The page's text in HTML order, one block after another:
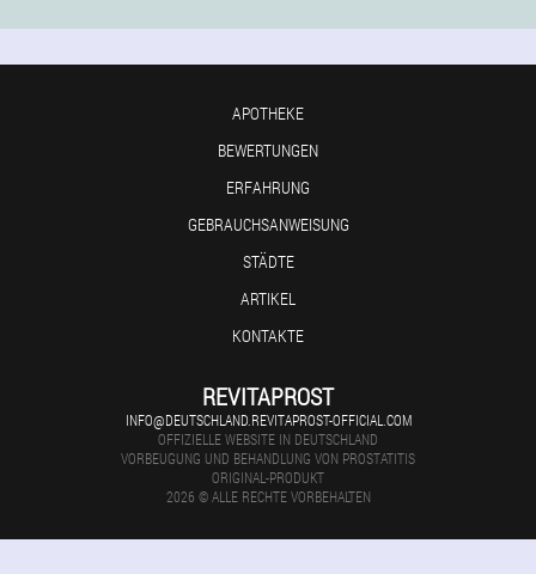
APOTHEKE
BEWERTUNGEN
ERFAHRUNG
GEBRAUCHSANWEISUNG
STÄDTE
ARTIKEL
KONTAKTE
REVITAPROST
INFO@DEUTSCHLAND.REVITAPROST-OFFICIAL.COM
OFFIZIELLE WEBSITE IN DEUTSCHLAND
VORBEUGUNG UND BEHANDLUNG VON PROSTATITIS
ORIGINAL-PRODUKT
2026 © ALLE RECHTE VORBEHALTEN